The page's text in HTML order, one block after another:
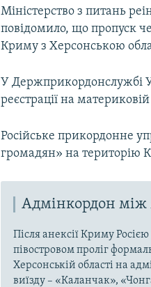
Міністерство з питань
повідомило, що пропуск
Криму з Херсонською
У Держприкордонслужбі
реєстрації на
Російське прикордонне
громадян» на територію
Адмінкордон
Після анексії Криму
півостровом проліг
Херсонській області на
виїзду – «Каланчак»,